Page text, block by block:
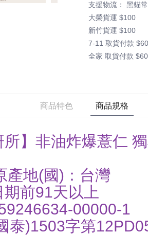
支援物流： 黑貓
大榮貨運 $100
新竹貨運 $100
7-11 取貨付款 $60
全家 取貨付款 $60
商品特色 商品規格
】非油炸爆薏仁
產地(國)：台灣
前91天以上
00000-1
泰)1503字第